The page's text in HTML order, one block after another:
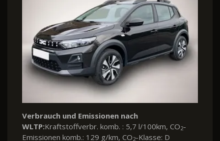
nach
komb. : 5,7 l/100km, CO2 -
129 g/km, CO2-Klasse: D
WLTP:
Emissionen komb.: